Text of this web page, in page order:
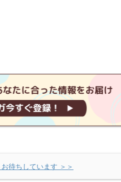
待ちしています ＞＞